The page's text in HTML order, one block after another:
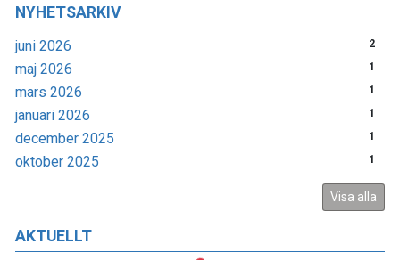
NYHETSARKIV
juni 2026 2
maj 2026 1
mars 2026 1
januari 2026 1
december 2025 1
oktober 2025 1
Visa alla
AKTUELLT